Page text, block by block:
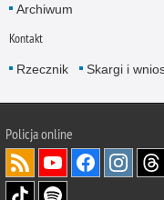
Archiwum
Kontakt
Rzecznik Skargi i
Policjaonline